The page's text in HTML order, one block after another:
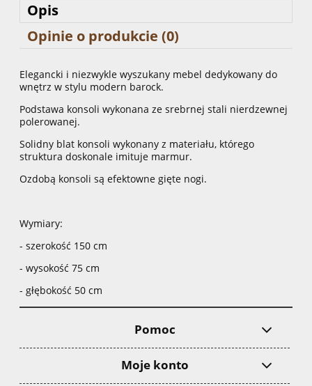
Opis
Opinie o produkcie (0)
Elegancki i niezwykle wyszukany mebel dedykowany do
wnętrz w stylu modern barock.
Podstawa konsoli wykonana ze srebrnej stali nierdzewnej
polerowanej.
Solidny blat konsoli wykonany z materiału, którego
struktura doskonale imituje marmur.
Ozdobą konsoli są efektowne gięte nogi.
Wymiary:
- szerokość 150 cm
- wysokość 75 cm
- głębokość 50 cm
Pomoc
Moje konto